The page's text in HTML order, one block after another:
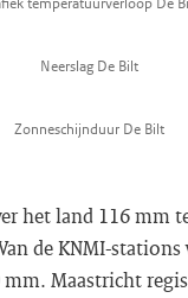
Neerslag De Bilt
Zonneschijnduur De Bilt
het land 116 mm
de KNMI-stations
Maastricht